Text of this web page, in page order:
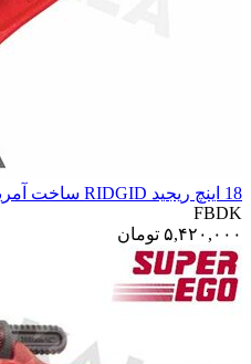
18 اینچ ریجید RIDGID ساخت آمریکا
FBDK
۵,۴۲۰,۰۰۰ تومان